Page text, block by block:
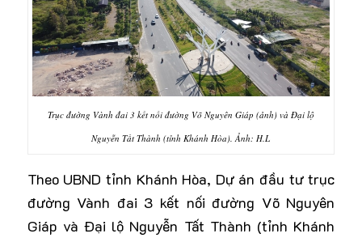
Trục đường Vành đai 3 kết nối đường Võ Nguyên Giáp (ảnh) và Đại lộ
Nguyễn Tất Thành (tỉnh Khánh Hòa). Ảnh: H.L
Theo UBND tỉnh Khánh Hòa, Dự án đầu tư trục
đường Vành đai 3 kết nối đường Võ Nguyên
Giáp và Đại lộ Nguyễn Tất Thành (tỉnh Khánh